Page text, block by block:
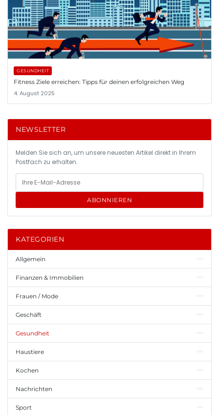
GESUNDHEIT
Fitness Ziele erreichen: Tipps für deinen erfolgreichen Weg
4. August 2025
NEWSLETTER
Melden Sie sich an, um unsere neuesten Artikel direkt in Ihrem
Postfach zu erhalten.
ABONNIEREN
KATEGORIEN
Allgemein
Finanzen & Immobilien
Frauen / Mode
Geschäft
Gesundheit
Haustiere
Kochen
Nachrichten
Sport